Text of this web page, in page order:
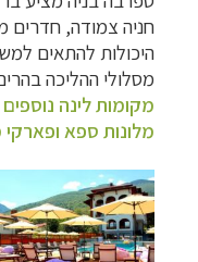
חניה צמודה, חדרים
היכולות להתאים
מסלולי ההליכה
מקומות לינה נוספים
מלונות ספא ופארקי